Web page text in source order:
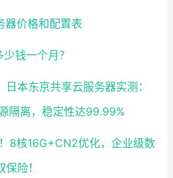
价格和配置表
钱一个月？
本东京共享云服务器实测：
隔离，稳定性达99.99%
8核16G+CN2优化，企业级数
险！